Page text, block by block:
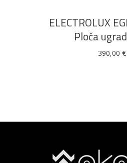
ELECTROLUX
Ploča
390,00 €